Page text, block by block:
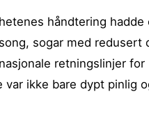
håndtering
sogar med
retningslinjer
var ikke bare dypt